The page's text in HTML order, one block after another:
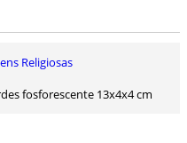
Religiosas
fosforescente 13x4x4 cm